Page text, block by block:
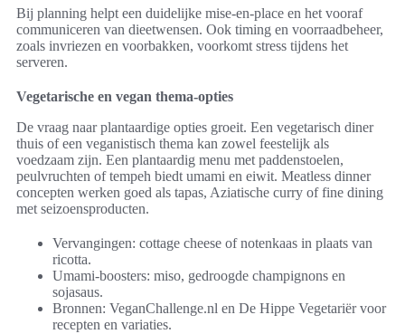
Bij planning helpt een duidelijke mise-en-place en het vooraf
communiceren van dieetwensen. Ook timing en voorraadbeheer,
zoals invriezen en voorbakken, voorkomt stress tijdens het
serveren.
Vegetarische en vegan thema-opties
De vraag naar plantaardige opties groeit. Een vegetarisch diner
thuis of een veganistisch thema kan zowel feestelijk als
voedzaam zijn. Een plantaardig menu met paddenstoelen,
peulvruchten of tempeh biedt umami en eiwit. Meatless dinner
concepten werken goed als tapas, Aziatische curry of fine dining
met seizoensproducten.
Vervangingen: cottage cheese of notenkaas in plaats van
ricotta.
Umami-boosters: miso, gedroogde champignons en
sojasaus.
Bronnen: VeganChallenge.nl en De Hippe Vegetariër voor
recepten en variaties.